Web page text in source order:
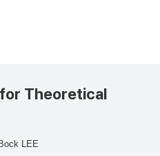
Theoretical
LEE